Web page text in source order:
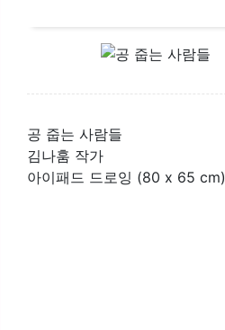
공 줍는 사람들
김나훔 작가
아이패드 드로잉 (80 x 65 cm)